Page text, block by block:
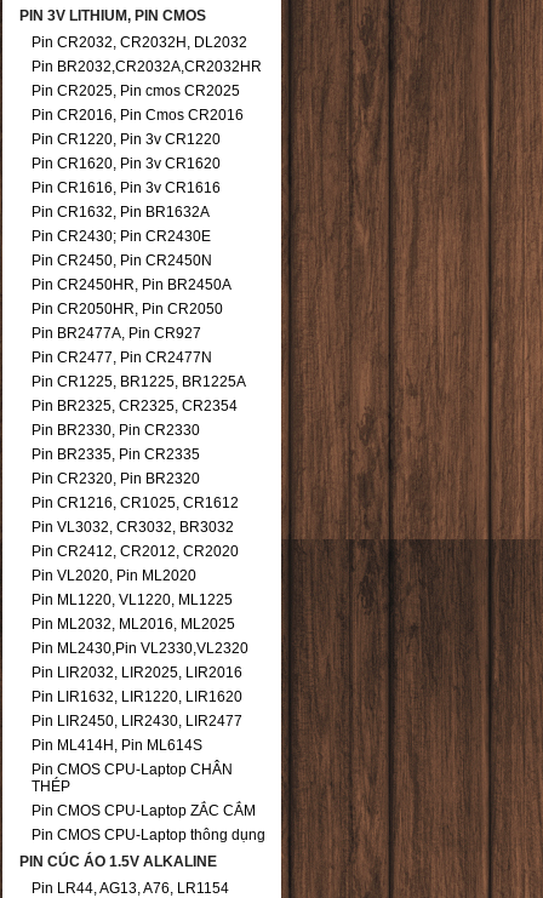
PIN 3V LITHIUM, PIN CMOS
Pin CR2032, CR2032H, DL2032
Pin BR2032,CR2032A,CR2032HR
Pin CR2025, Pin cmos CR2025
Pin CR2016, Pin Cmos CR2016
Pin CR1220, Pin 3v CR1220
Pin CR1620, Pin 3v CR1620
Pin CR1616, Pin 3v CR1616
Pin CR1632, Pin BR1632A
Pin CR2430; Pin CR2430E
Pin CR2450, Pin CR2450N
Pin CR2450HR, Pin BR2450A
Pin CR2050HR, Pin CR2050
Pin BR2477A, Pin CR927
Pin CR2477, Pin CR2477N
Pin CR1225, BR1225, BR1225A
Pin BR2325, CR2325, CR2354
Pin BR2330, Pin CR2330
Pin BR2335, Pin CR2335
Pin CR2320, Pin BR2320
Pin CR1216, CR1025, CR1612
Pin VL3032, CR3032, BR3032
Pin CR2412, CR2012, CR2020
Pin VL2020, Pin ML2020
Pin ML1220, VL1220, ML1225
Pin ML2032, ML2016, ML2025
Pin ML2430,Pin VL2330,VL2320
Pin LIR2032, LIR2025, LIR2016
Pin LIR1632, LIR1220, LIR1620
Pin LIR2450, LIR2430, LIR2477
Pin ML414H, Pin ML614S
Pin CMOS CPU-Laptop CHÂN
THÉP
Pin CMOS CPU-Laptop ZẮC CẮM
Pin CMOS CPU-Laptop thông dụng
PIN CÚC ÁO 1.5V ALKALINE
Pin LR44, AG13, A76, LR1154